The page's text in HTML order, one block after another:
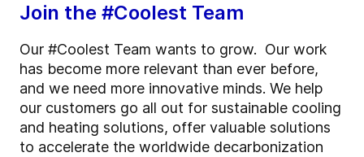
Join the #Coolest Team
Our #Coolest Team wants to grow. Our work
has become more relevant than ever before,
and we need more innovative minds. We help
our customers go all out for sustainable cooling
and heating solutions, offer valuable solutions
to accelerate the worldwide decarbonization